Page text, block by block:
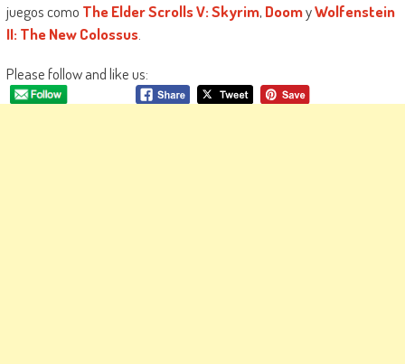
juegos como The Elder Scrolls V: Skyrim, DoomyWolfenstein
II: The New Colossus.
Please follow and like us: